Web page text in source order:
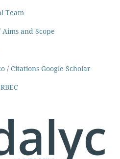
Team
Aims and Scope
/ Citations Google Scholar